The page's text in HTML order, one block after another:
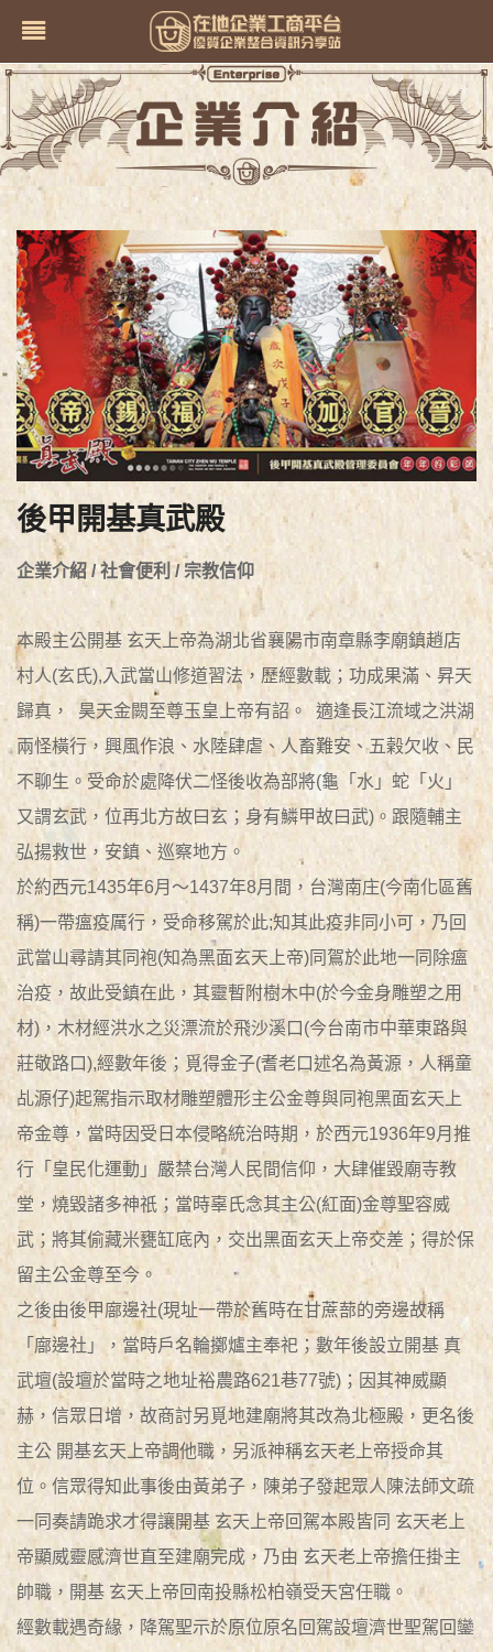
後甲開基真武殿
企業介紹 / 社會便利 / 宗教信仰
本殿主公開基 玄天上帝為湖北省襄陽市南章縣李廟鎮趙店
村人(玄氏),入武當山修道習法，歷經數載；功成果滿、昇天
歸真， 昊天金闕至尊玉皇上帝有詔。 適逢長江流域之洪湖
兩怪橫行，興風作浪、水陸肆虐、人畜難安、五榖欠收、民
不聊生。受命於處降伏二怪後收為部將(龜「水」蛇「火」
又謂玄武，位再北方故曰玄；身有鱗甲故曰武)。跟隨輔主
弘揚救世，安鎮、巡察地方。
於約西元1435年6月～1437年8月間，台灣南庄(今南化區舊
稱)一帶瘟疫厲行，受命移駕於此;知其此疫非同小可，乃回
武當山尋請其同袍(知為黑面玄天上帝)同鴐於此地一同除瘟
治疫，故此受鎮在此，其靈暫附樹木中(於今金身雕塑之用
材)，木材經洪水之災漂流於飛沙溪口(今台南市中華東路與
莊敬路口),經數年後；覓得金子(耆老口述名為黃源，人稱童
乩源仔)起駕指示取材雕塑體形主公金尊與同袍黑面玄天上
帝金尊，當時因受日本侵略統治時期，於西元1936年9月推
行「皇民化運動」嚴禁台灣人民間信仰，大肆催毀廟寺教
堂，燒毀諸多神祇；當時辜氏念其主公(紅面)金尊聖容威
武；將其偷藏米甕缸底內，交出黑面玄天上帝交差；得於保
留主公金尊至今。
之後由後甲廍邊社(現址一帶於舊時在甘蔗蔀的旁邊故稱
「廍邊社」，當時戶名輪擲爐主奉祀；數年後設立開基 真
武壇(設壇於當時之地址裕農路621巷77號)；因其神威顯
赫，信眾日增，故商討另覓地建廟將其改為北極殿，更名後
主公 開基玄天上帝調他職，另派神稱玄天老上帝授命其
位。信眾得知此事後由黃弟子，陳弟子發起眾人陳法師文疏
一同奏請跪求才得讓開基 玄天上帝回駕本殿皆同 玄天老上
帝顯威靈感濟世直至建廟完成，乃由 玄天老上帝擔任掛主
帥職，開基 玄天上帝回南投縣松柏嶺受天宮任職。
經數載遇奇緣，降駕聖示於原位原名回駕設壇濟世聖駕回鑾